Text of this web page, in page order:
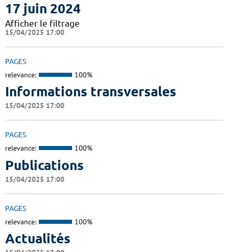
17 juin 2024
Afficher le filtrage
15/04/2025 17:00
PAGES
relevance: 100%
Informations transversales
15/04/2025 17:00
PAGES
relevance: 100%
Publications
15/04/2025 17:00
PAGES
relevance: 100%
Actualités